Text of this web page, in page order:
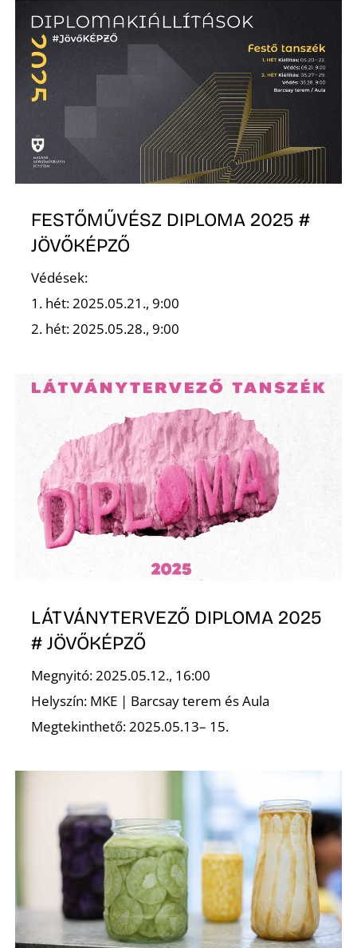
FESTŐMŰVÉSZ DIPLOMA 2025 #
JÖVŐKÉPZŐ
Védések:
1. hét: 2025.05.21., 9:00
2. hét: 2025.05.28., 9:00
LÁTVÁNYTERVEZŐ DIPLOMA 2025
# JÖVŐKÉPZŐ
Megnyitó: 2025.05.12., 16:00
Helyszín: MKE | Barcsay terem és Aula
Megtekinthető: 2025.05.13– 15.